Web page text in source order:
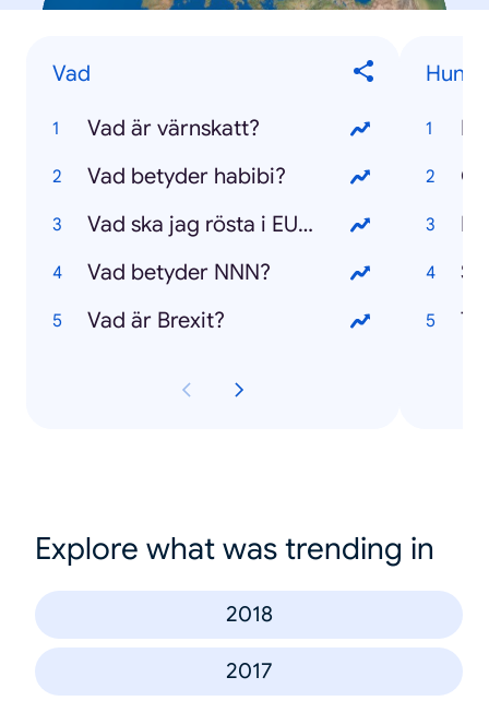
Vad
Vad är värnskatt?
Vad betyder habibi?
Vad ska jag rösta i EU-valet?
Vad betyder NNN?
Vad är Brexit?
Explore what was trending in
2018
2017